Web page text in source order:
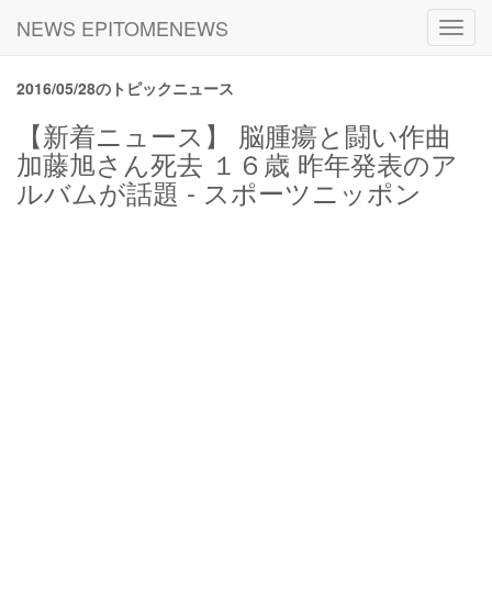
NEWS EPITOMENEWS
2016/05/28のトピックニュース
【新着ニュース】 脳腫瘍と闘い作曲
加藤旭さん死去 １６歳 昨年発表のア
ルバムが話題 - スポーツニッポン